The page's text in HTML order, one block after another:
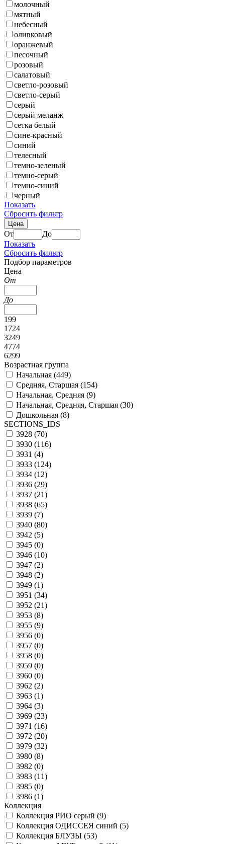
молочный
мятный
небесный
оливковый
оранжевый
песочный
розовый
салатовый
светло-розовый
светло-серый
серый
серый меланж
сетка белый
сине-красный
синий
телесный
темно-зеленый
темно-серый
темно-синий
черный
Показать
Сбросить фильтр
Цена
От
До
Показать
Сбросить фильтр
Подбор параметров
Цена
От
До
199
1724
3249
4774
6299
Возрастная группа
Начальная (449)
Средняя, Старшая (154)
Начальная, Средняя (9)
Начальная, Средняя, Старшая (30)
Дошкольная (8)
SECTIONS_IDS
3928 (70)
3930 (116)
3931 (4)
3933 (124)
3934 (12)
3936 (29)
3937 (21)
3938 (65)
3939 (7)
3940 (80)
3942 (5)
3945 (0)
3946 (10)
3947 (2)
3948 (2)
3949 (1)
3951 (34)
3952 (21)
3953 (8)
3955 (9)
3956 (0)
3957 (0)
3958 (0)
3959 (0)
3960 (0)
3962 (2)
3963 (1)
3964 (3)
3969 (23)
3971 (16)
3972 (20)
3979 (32)
3980 (8)
3982 (0)
3983 (11)
3985 (0)
3986 (1)
Коллекция
Коллекция РИО серый (9)
Коллекция ОДИССЕЯ синий (5)
Коллекция БЛУЗЫ (53)